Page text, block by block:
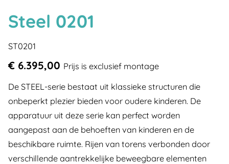
Steel 0201
ST0201
€ 6.395,00 Prijs is exclusief montage
De STEEL-serie bestaat uit klassieke structuren die
onbeperkt plezier bieden voor oudere kinderen. De
apparatuur uit deze serie kan perfect worden
aangepast aan de behoeften van kinderen en de
beschikbare ruimte. Rijen van torens verbonden door
verschillende aantrekkelijke beweegbare elementen